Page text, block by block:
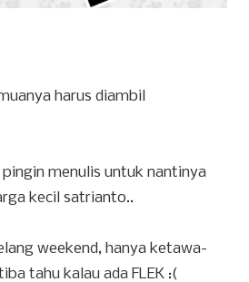
harus diambil
menulis untuk nantinya
kecil satrianto..
weekend, hanya ketawa-
tahu kalau ada FLEK :(